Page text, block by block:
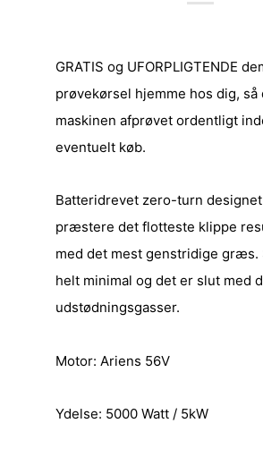
GRATIS og UFORPLIGTENDE
prøvekørsel hjemme hos dig, så
maskinen afprøvet ordentligt
eventuelt køb.
Batteridrevet zero-turn
præstere det flotteste klippe
med det mest genstridige græs.
helt minimal og det er slut med
udstødningsgasser.
Motor: Ariens 56V
Ydelse: 5000 Watt / 5kW